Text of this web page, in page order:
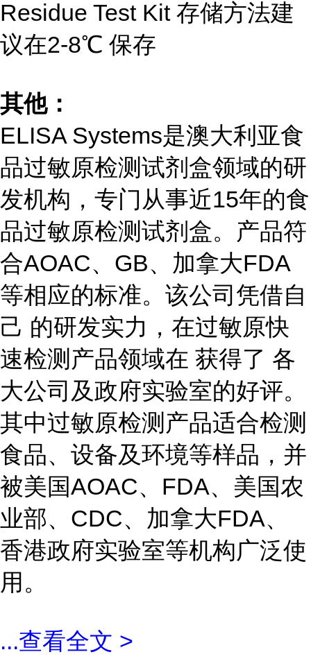
Residue Test Kit 存储方法建
议在2-8℃ 保存
其他：
ELISA Systems是澳大利亚食
品过敏原检测试剂盒领域的研
发机构，专门从事近15年的食
品过敏原检测试剂盒。产品符
合AOAC、GB、加拿大FDA
等相应的标准。该公司凭借自
己 的研发实力，在过敏原快
速检测产品领域在 获得了 各
大公司及政府实验室的好评。
其中过敏原检测产品适合检测
食品、设备及环境等样品，并
被美国AOAC、FDA、美国农
业部、CDC、加拿大FDA、
香港政府实验室等机构广泛使
用。
...查看全文 >